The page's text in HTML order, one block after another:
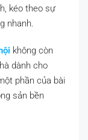
kéo theo sự
nhanh.
không còn
dành cho
phần của bài
sản bền